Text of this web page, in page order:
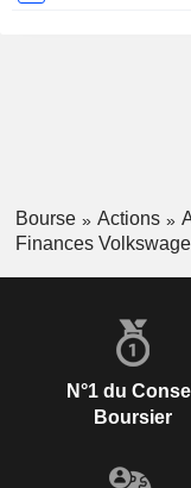
Bourse Actions
Finances
N°1 du
Boursier